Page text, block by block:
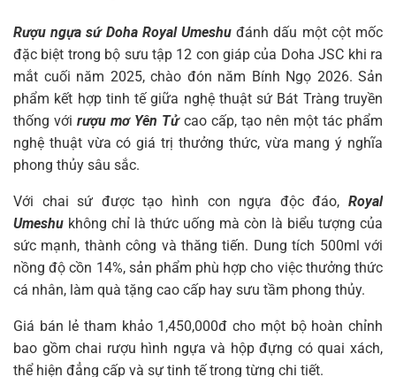
Rượu ngựa sứ Doha Royal Umeshu đánh dấu một cột mốc
đặc biệt trong bộ sưu tập 12 con giáp của Doha JSC khi ra
mắt cuối năm 2025, chào đón năm Bính Ngọ 2026. Sản
phẩm kết hợp tinh tế giữa nghệ thuật sứ Bát Tràng truyền
thống vớirượu mơ Yên Tửcao cấp, tạo nên một tác phẩm
nghệ thuật vừa có giá trị thưởng thức, vừa mang ý nghĩa
phong thủy sâu sắc.
Với chai sứ được tạo hình con ngựa độc đáo, Royal
Umeshu không chỉ là thức uống mà còn là biểu tượng của
sức mạnh, thành công và thăng tiến. Dung tích 500ml với
nồng độ cồn 14%, sản phẩm phù hợp cho việc thưởng thức
cá nhân, làm quà tặng cao cấp hay sưu tầm phong thủy.
Giá bán lẻ tham khảo 1,450,000đ cho một bộ hoàn chỉnh
bao gồm chai rượu hình ngựa và hộp đựng có quai xách,
thể hiện đẳng cấp và sự tinh tế trong từng chi tiết.